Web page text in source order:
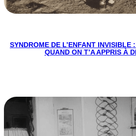
SYNDROME DE L’ENFANT INVISIBLE
QUAND ON T’A APPRIS À